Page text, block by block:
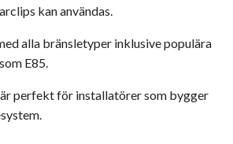
kan användas.
alla bränsletyper inklusive populära
E85.
perfekt för installatörer som bygger